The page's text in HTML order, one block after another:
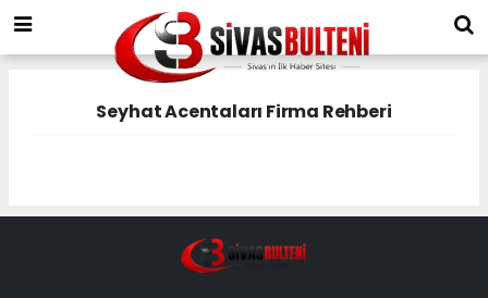
Seyhat Acentaları Firma Rehberi